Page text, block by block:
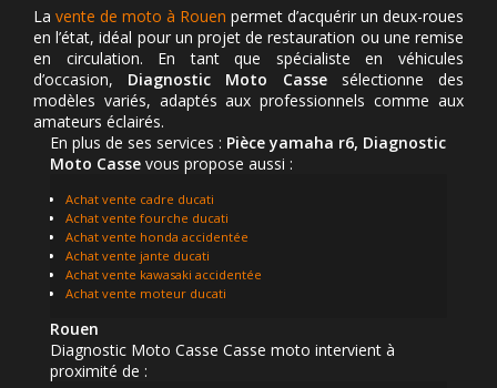
La vente de moto à Rouen permet d’acquérir un deux-roues
en l’état, idéal pour un projet de restauration ou une remise
en circulation. En tant que spécialiste en véhicules
d’occasion, Diagnostic Moto Cassesélectionne des
modèles variés, adaptés aux professionnels comme aux
amateurs éclairés.
En plus de ses services : Pièce yamaha r6, Diagnostic
Moto Casse vous propose aussi :
Achat vente cadre ducati
Achat vente fourche ducati
Achat vente honda accidentée
Achat vente jante ducati
Achat vente kawasaki accidentée
Achat vente moteur ducati
Rouen
Diagnostic Moto Casse Casse moto intervient à
proximité de :